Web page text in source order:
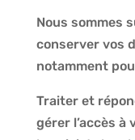
Nous sommes
conserver vos
notamment
Traiter et
gérer l’accès